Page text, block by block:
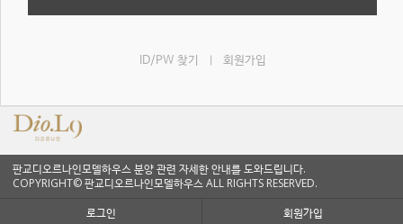
ID/PW 찾기 회원가입
판교디오르나인모델하우스 분양 관련 자세한 안내를 도와드립니다.
COPYRIGHT© 판교디오르나인모델하우스 ALL RIGHTS RESERVED.
로그인
회원가입